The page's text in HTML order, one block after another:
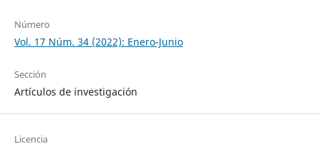
Número
Vol. 17 Núm. 34 (2022): Enero-Junio
Sección
Artículos de investigación
Licencia